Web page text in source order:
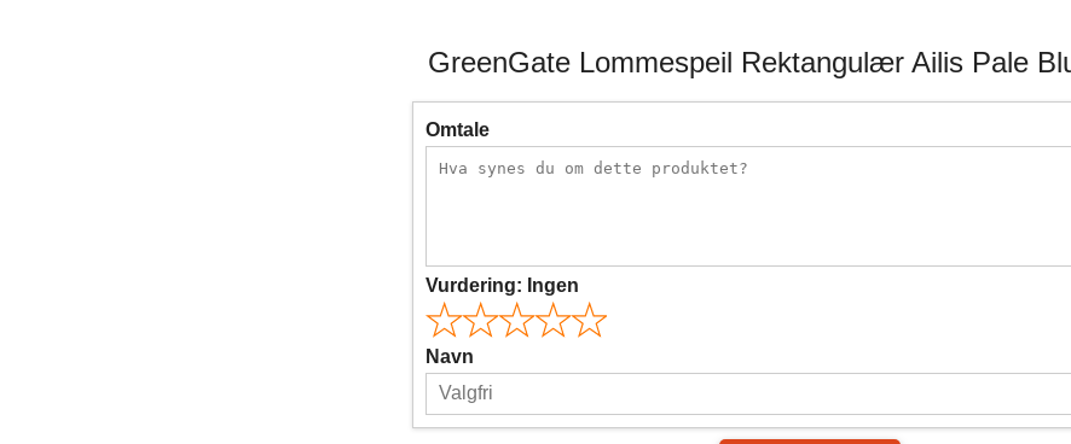
GreenGate Lommespeil Rektangulær Ailis Pale
Omtale
Vurdering: Ingen
Navn